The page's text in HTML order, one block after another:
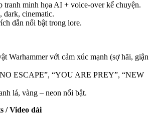
tranh minh họa AI + voice-over kể chuyện.
dark, cinematic.
dẫn nổi bật trong lore.
Warhammer với cảm xúc mạnh (sợ hãi, giận
ESCAPE”, “YOU ARE PREY”, “NEW
lá, vàng – neon nổi bật.
/ Video dài